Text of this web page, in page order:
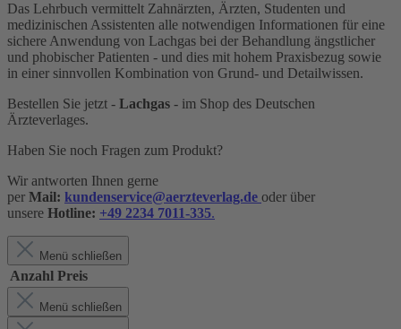
Das Lehrbuch vermittelt Zahnärzten, Ärzten, Studenten und
medizinischen Assistenten alle notwendigen Informationen für eine
sichere Anwendung von Lachgas bei der Behandlung ängstlicher
und phobischer Patienten - und dies mit hohem Praxisbezug sowie
in einer sinnvollen Kombination von Grund- und Detailwissen.
Bestellen Sie jetzt - Lachgas - im Shop des Deutschen
Ärzteverlages.
Haben Sie noch Fragen zum Produkt?
Wir antworten Ihnen gerne
per Mail: kundenservice@aerzteverlag.de oder über
unsere Hotline: +49 2234 7011-335.
Menü schließen
Anzahl Preis
Menü schließen